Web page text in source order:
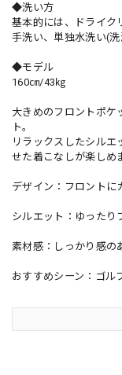
◆洗い方
基本的には、ドライク
手洗い、単独水洗い(
◆モデル
160㎝/43㎏
大きめのフロントポケ
ト。
リラックスしたシルエ
せた着こなしが楽しめ
デザイン：フロントに
シルエット：ゆったり
素材感：しっかり感の
おすすめシーン：ゴル